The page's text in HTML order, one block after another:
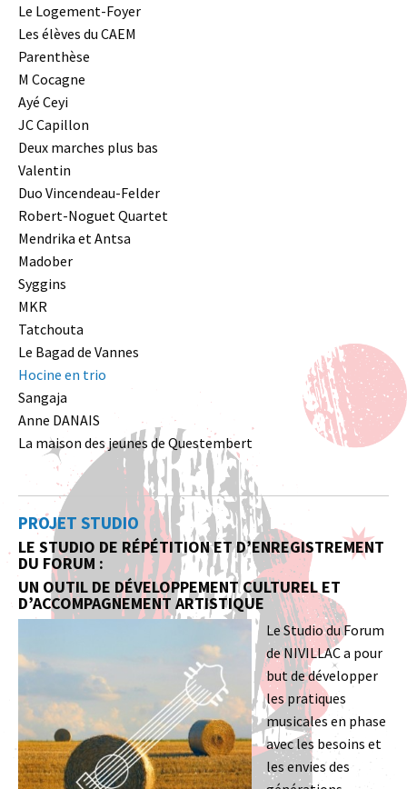
Le Logement-Foyer
Les élèves du CAEM
Parenthèse
M Cocagne
Ayé Ceyi
JC Capillon
Deux marches plus bas
Valentin
Duo Vincendeau-Felder
Robert-Noguet Quartet
Mendrika et Antsa
Madober
Syggins
MKR
Tatchouta
Le Bagad de Vannes
Hocine en trio
Sangaja
Anne DANAIS
La maison des jeunes de Questembert
PROJET STUDIO
LE STUDIO DE RÉPÉTITION ET D’ENREGISTREMENT
DU FORUM :
UN OUTIL DE DÉVELOPPEMENT CULTUREL ET
D’ACCOMPAGNEMENT ARTISTIQUE
Le Studio du Forum
de NIVILLAC a pour
but de développer
les pratiques
musicales en phase
avec les besoins et
les envies des